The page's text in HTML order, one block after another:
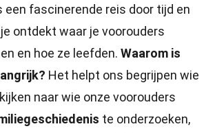
fascinerende reis door tijd en
ontdekt waar je voorouders
en hoe ze leefden. Waarom is
Het helpt ons begrijpen wie
naar wie onze voorouders
te onderzoeken,